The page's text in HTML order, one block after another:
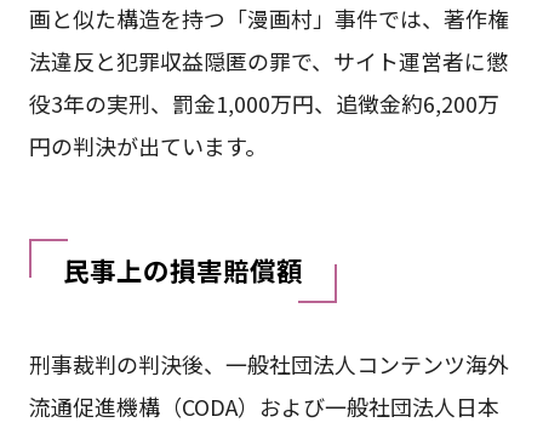
画と似た構造を持つ「漫画村」事件では、著作権
法違反と犯罪収益隠匿の罪で、サイト運営者に懲
役3年の実刑、罰金1,000万円、追徴金約6,200万
円の判決が出ています。
民事上の損害賠償額
刑事裁判の判決後、一般社団法人コンテンツ海外
流通促進機構（CODA）および一般社団法人日本